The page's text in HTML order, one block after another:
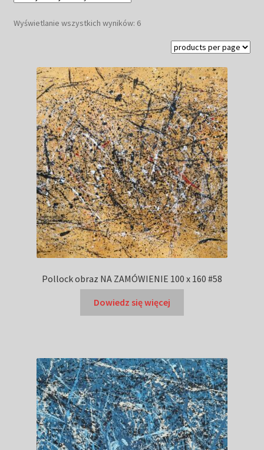
Obrazy abstrakcyjne
Tarot
Wabi sabi
Aukcja
O mnie
Rozwiń
menu
potomne
GalleryStore
Wyświetlanie wszystkich wyników: 6Posortowane
najnowszych
Pollock obraz NA ZAMÓWIENIE 100 x 160 #58
Dowiedz się więcej